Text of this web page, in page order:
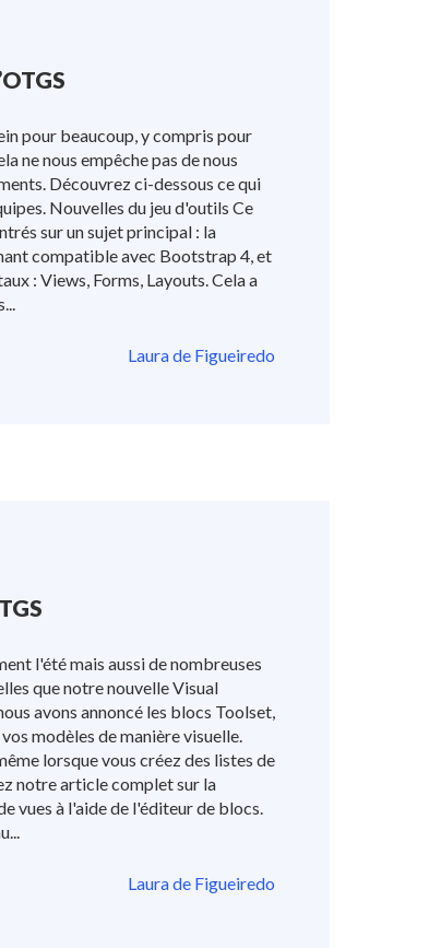
pour beaucoup, y compris pour
ne nous empêche pas de nous
Découvrez ci-dessous ce qui
Nouvelles du jeu d'outils Ce
sur un sujet principal : la
compatible avec Bootstrap 4, et
: Views, Forms, Layouts. Cela a
Laura de Figueiredo
l'été mais aussi de nombreuses
que notre nouvelle Visual
avons annoncé les blocs Toolset,
modèles de manière visuelle.
lorsque vous créez des listes de
notre article complet sur la
vues à l'aide de l'éditeur de blocs.
Laura de Figueiredo